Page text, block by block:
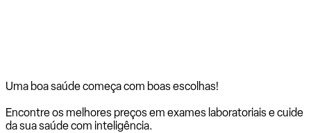
Uma boa saúde começa com boas escolhas!
Encontre os melhores preços em exames laboratoriais e cuide
da sua saúde com inteligência.